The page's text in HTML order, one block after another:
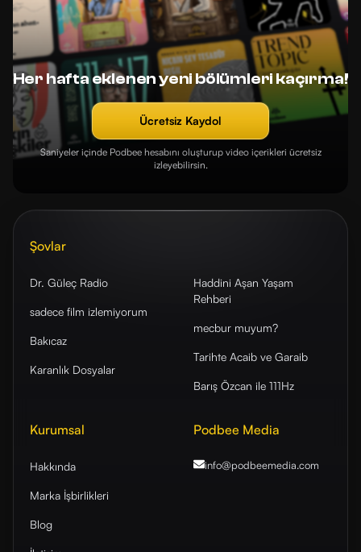
Her hafta eklenen yeni bölümleri kaçırma!
Ücretsiz Kaydol
Saniyeler içinde Podbee hesabını oluşturup video içerikleri ücretsiz
izleyebilirsin.
Şovlar
Dr. Güleç Radio
sadece film izlemiyorum
Bakıcaz
Karanlık Dosyalar
Haddini Aşan Yaşam
Rehberi
mecbur muyum?
Tarihte Acaib ve Garaib
Barış Özcan ile 111Hz
Kurumsal
Hakkında
Marka İşbirlikleri
Blog
Podbee Media
info@podbeemedia.com